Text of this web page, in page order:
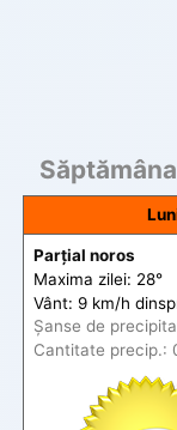
Parțial noros
Maxima zilei: 28°
Vânt: 9 km/h din
Șanse de precip
Cantitate precip.: